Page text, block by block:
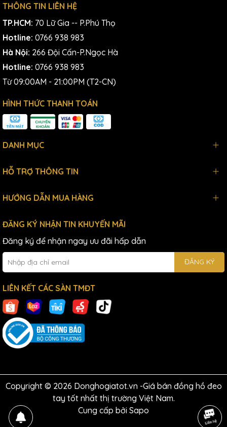
THÔNG TIN LIÊN HỆ
TP.HCM: 70 Lữ Gia -- P.Phú Thọ
Hotline: 0766 938 983
Hà Nội: 266 Đội Cấn-P.Ngọc Hà
Hotline: 0766 938 983
Từ 09:00AM - 21:00PM (T2-CN)
HÌNH THỨC THANH TOÁN
DANH MỤC
HỖ TRỢ THÔNG TIN
HƯỚNG DẪN MUA HÀNG
ĐĂNG KÝ NHẬN TIN KHUYẾN MÃI
Đăng ký để nhận ngay ưu đãi hấp dẫn
ĐĂNG KÝ
LIÊN KẾT CÁC SÀN TMĐT
Copyright © 2026 Donghogiatot.vn -Giá bán đồng hồ đeo
tay tốt nhất thị trường Việt Nam.
Cung cấp bởi Sapo